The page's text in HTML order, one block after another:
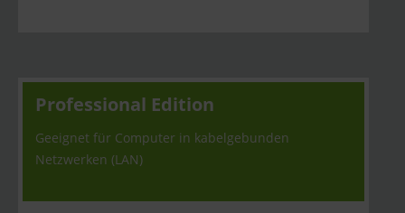
Professional Edition
Geeignet für Computer in kabelgebunden
Netzwerken (LAN)